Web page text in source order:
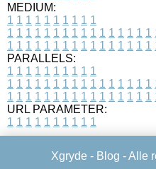
MEDIUM:
1 1 1 1 1 1 1 1 1 1
1 1 1 1 1 1 1 1 1 1 1 1 1 1 1 1
1 1 1 1 1 1 1 1 1 1 1 1 1 1 1 1
PARALLELS:
1 1 1 1 1 1 1 1 1 1
1 1 1 1 1 1 1 1 1 1 1 1 1 1 1 1
1 1 1 1 1 1 1 1 1 1 1 1 1 1 1 1
URL PARAMETER:
1 1 1 1 1 1 1 1 1 1
Xgryde - Blog - Alle